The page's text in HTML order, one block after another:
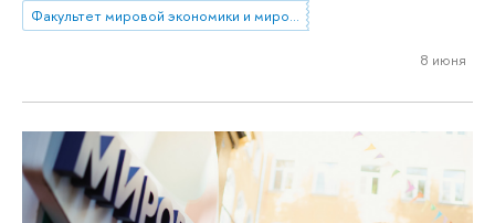
Факультет мировой экономики и мировой политики
8 июня